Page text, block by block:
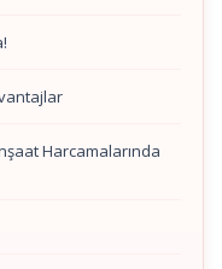
Harcamalarında